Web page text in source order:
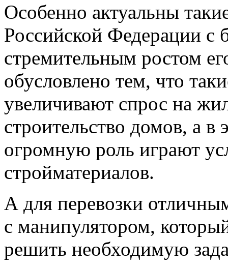
Особенно актуальны
Российской Федерации с
стремительным ростом
обусловлено тем, что
увеличивают спрос на
строительство домов, а в
огромную роль играют
стройматериалов.
А для перевозки
с манипулятором,
решить необходимую